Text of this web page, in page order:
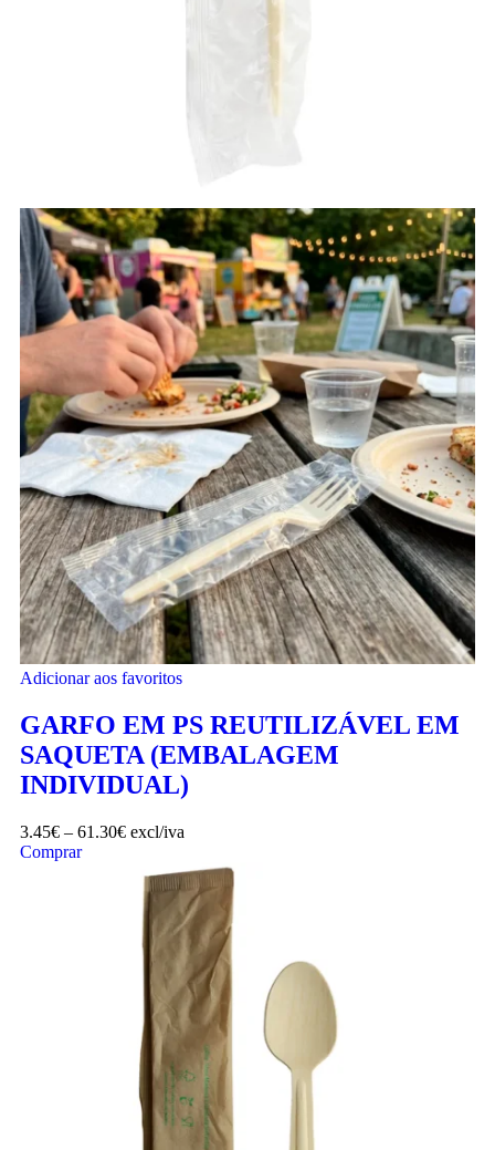
Adicionar aos favoritos
GARFO EM PS REUTILIZÁVEL EM
SAQUETA (EMBALAGEM
INDIVIDUAL)
3.45€ – 61.30€ excl/iva
Comprar